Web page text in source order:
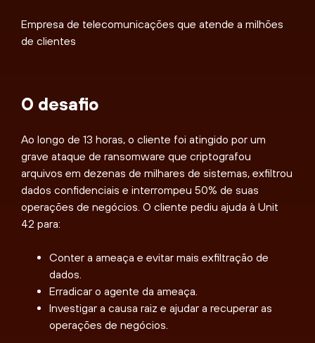
Empresa de telecomunicações que atende a milhões
de clientes
O desafio
Ao longo de 13 horas, o cliente foi atingido por um
grave ataque de ransomware que criptografou
arquivos em dezenas de milhares de sistemas, exfiltrou
dados confidenciais e interrompeu 50% de suas
operações de negócios. O cliente pediu ajuda à Unit
42 para:
Conter a ameaça e evitar mais exfiltração de
dados.
Erradicar o agente da ameaça.
Investigar a causa raiz e ajudar a recuperar as
operações de negócios.